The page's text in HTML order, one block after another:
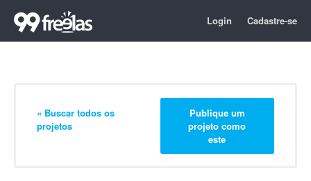
Login Cadastre-se
« Buscar todos os
projetos
Publique um
projeto como
este